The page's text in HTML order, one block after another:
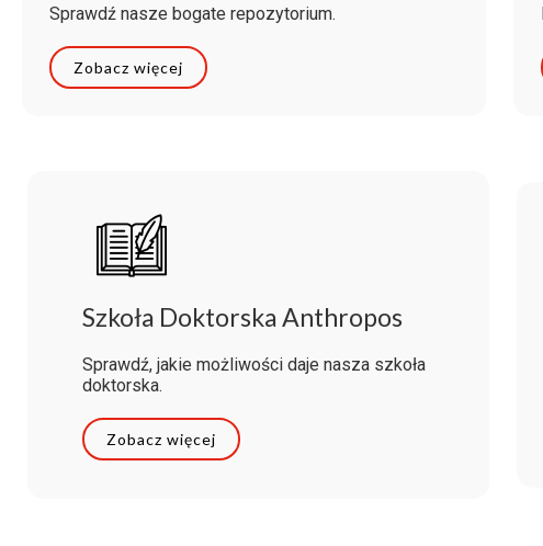
Sprawdź nasze bogate repozytorium.
Zobacz więcej
Szkoła Doktorska Anthropos
Sprawdź, jakie możliwości daje nasza szkoła
doktorska.
Zobacz więcej